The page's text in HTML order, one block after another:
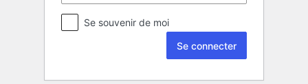
Se souvenir de moi